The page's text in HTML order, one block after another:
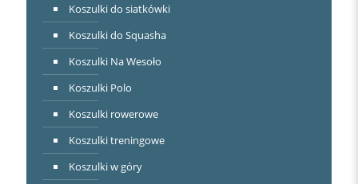
Koszulki do siatkówki
Koszulki do Squasha
Koszulki Na Wesoło
Koszulki Polo
Koszulki rowerowe
Koszulki treningowe
Koszulki w góry